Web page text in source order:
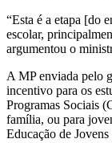
“Esta é a etapa [do
escolar,
argumentou o
A MP enviada pelo
incentivo para os
Programas Sociais
família, ou para
Educação de